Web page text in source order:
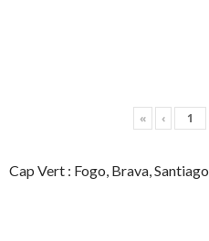
« ‹
Cap Vert : Fogo, Brava, Santiago